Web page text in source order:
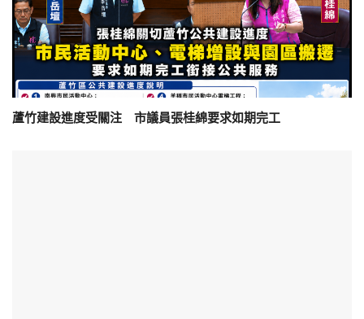
蘆竹建設進度受關注 市議員張桂綿要求如期完工